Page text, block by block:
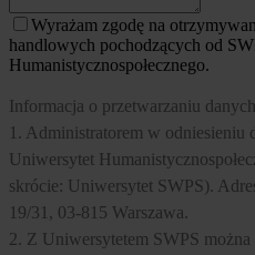
Wyrażam zgodę na
handlowych pochodzących od
Humanistycznospołecznego.
Informacja o przetwarzaniu
1. Administratorem w odniesieniu
Uniwersytet
skrócie: Uniwersytet SWPS).
19/31, 03-815 Warszawa.
2. Z Uniwersytetem SWPS